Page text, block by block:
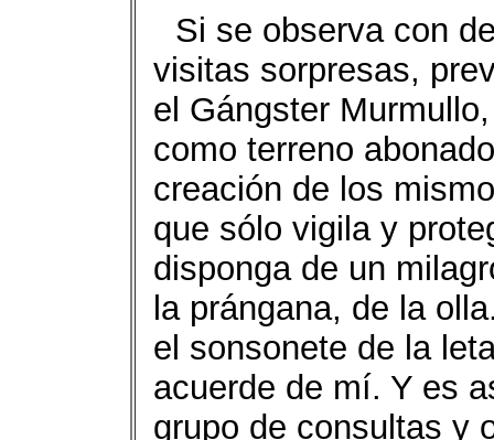
Si se observa con
visitas sorpresas,
el Gángster
como terreno
creación de los
que sólo vigila y
disponga de un
la prángana, de la
el sonsonete de la
acuerde de mí. Y es
grupo de consultas y